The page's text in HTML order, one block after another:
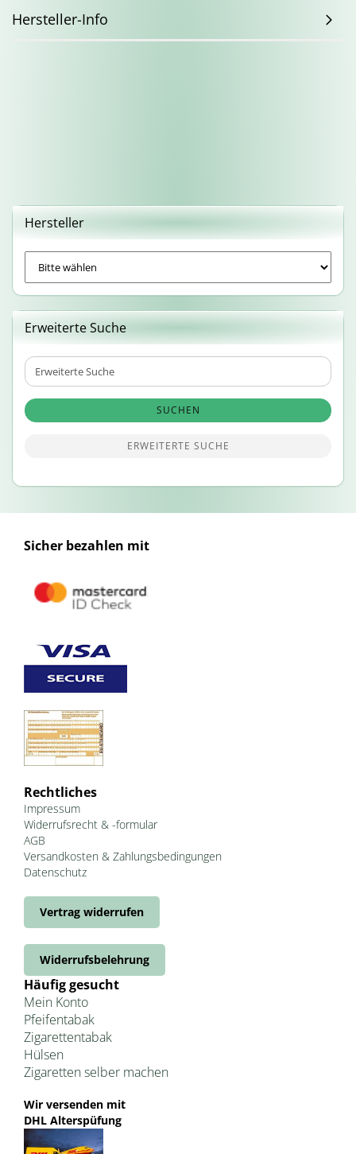
Hersteller-Info
Hersteller
Erweiterte Suche
Erweiterte
Suche
SUCHEN
ERWEITERTE SUCHE
Sicher bezahlen mit
Rechtliches
Impressum
Widerrufsrecht & -formular
AGB
Versandkosten & Zahlungsbedingungen
Datenschutz
Vertrag widerrufen
Widerrufsbelehrung
Häufig gesucht
Mein Konto
Pfeifentabak
Zigarettentabak
Hülsen
Zigaretten selber machen
Wir versenden mit
DHL Alterspüfung